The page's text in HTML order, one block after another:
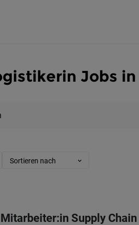
Jobs
Sortieren nach
Mitarbeiter:in Supply